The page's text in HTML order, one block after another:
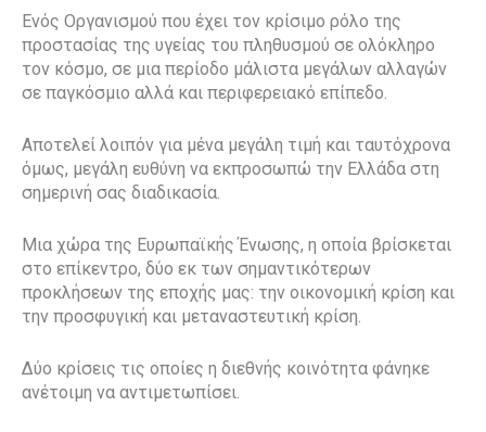
Ενός Οργανισμού που έχει τον κρίσιμο ρόλο της
προστασίας της υγείας του πληθυσμού σε ολόκληρο
τον κόσμο, σε μια περίοδο μάλιστα μεγάλων αλλαγών
σε παγκόσμιο αλλά και περιφερειακό επίπεδο.
Αποτελεί λοιπόν για μένα μεγάλη τιμή και ταυτόχρονα
όμως, μεγάλη ευθύνη να εκπροσωπώ την Ελλάδα στη
σημερινή σας διαδικασία.
Μια χώρα της Ευρωπαϊκής Ένωσης, η οποία βρίσκεται
στο επίκεντρο, δύο εκ των σημαντικότερων
προκλήσεων της εποχής μας: την οικονομική κρίση και
την προσφυγική και μεταναστευτική κρίση.
Δύο κρίσεις τις οποίες η διεθνής κοινότητα φάνηκε
ανέτοιμη να αντιμετωπίσει.